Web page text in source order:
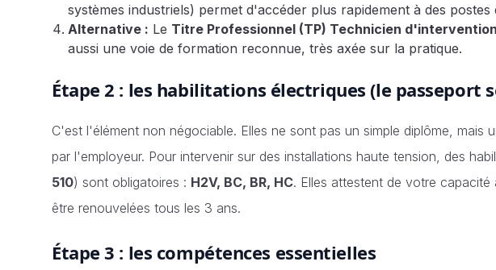
systèmes industriels) permet d'accéder plus rapidement à des
Alternative : Le Titre Professionnel (TP) Technicien
aussi une voie de formation reconnue, très axée sur la pratique.
Étape 2 : les habilitations électriques (le passeport
C'est l'élément non négociable. Elles ne sont pas un simple diplôme, mais
par l'employeur. Pour intervenir sur des installations haute tension, des
510) sont obligatoires : H2V, BC, BR, HC. Elles attestent de votre
être renouvelées tous les 3 ans.
Étape 3 : les compétences essentielles